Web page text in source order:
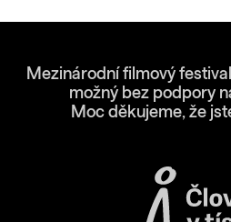
Mezinárodní filmový
možný bez podpory
Moc děkujeme, že